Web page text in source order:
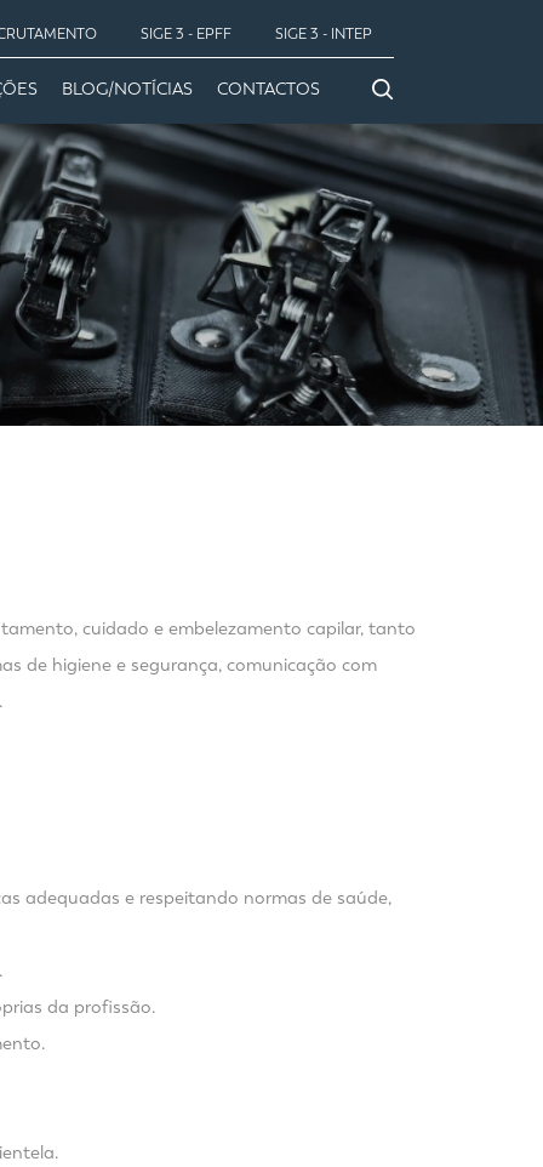
SIGE 3 - EPFF SIGE 3 - INTEP
BLOG/NOTÍCIAS CONTACTOS
cuidado e embelezamento capilar, tanto
de higiene e segurança, comunicação com
adequadas e respeitando normas de saúde,
da profissão.